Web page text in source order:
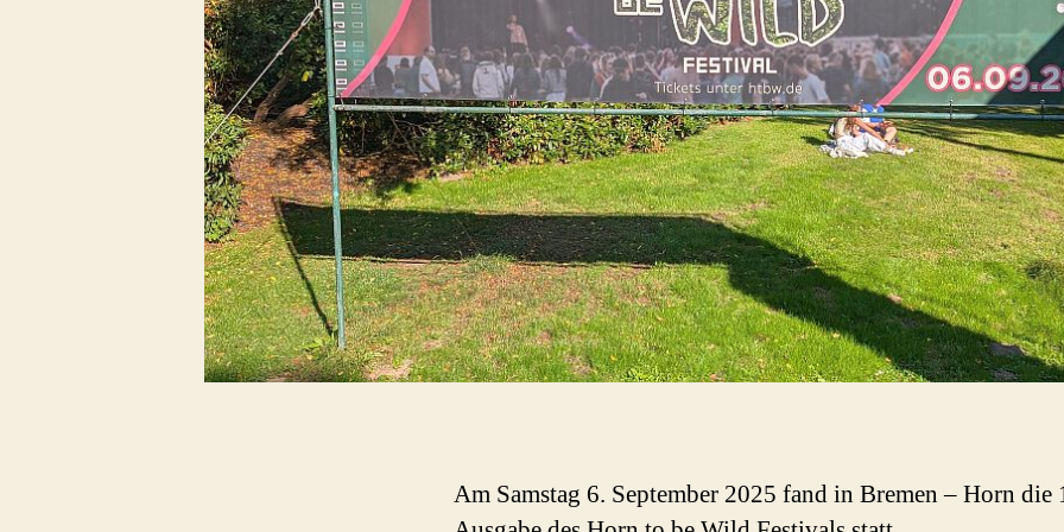
Am Samstag 6. September 2025 fand in Bremen – Horn die